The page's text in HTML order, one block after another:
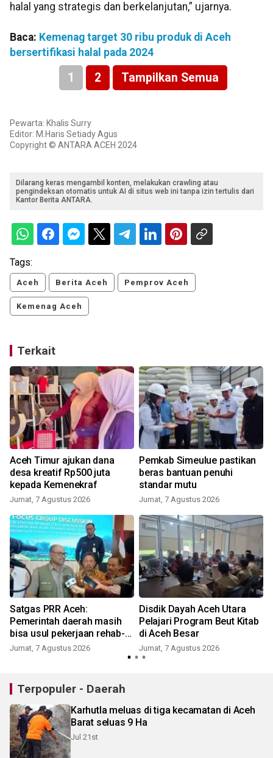
halal yang strategis dan berkelanjutan,” ujarnya.
Baca: Kemenag target 30 ribu produk di Aceh
bersertifikasi halal pada 2024
1 2 Tampilkan Semua
Pewarta: Khalis Surry
Editor: M.Haris Setiady Agus
Copyright © ANTARA ACEH 2024
Dilarang keras mengambil konten, melakukan crawling atau
pengindeksan otomatis untuk AI di situs web ini tanpa izin tertulis dari
Kantor Berita ANTARA.
Tags:
Aceh Berita Aceh Pemprov Aceh
Kemenag Aceh
Terkait
Aceh Timur ajukan dana
desa kreatif Rp500 juta
kepada Kemenekraf
Jumat, 7 Agustus 2026
Pemkab Simeulue pastikan
beras bantuan penuhi
standar mutu
Jumat, 7 Agustus 2026
Satgas PRR Aceh:
Pemerintah daerah masih
bisa usul pekerjaan rehab-
rekon masuk Inpres
Jumat, 7 Agustus 2026
Disdik Dayah Aceh Utara
Pelajari Program Beut Kitab
di Aceh Besar
Jumat, 7 Agustus 2026
Terpopuler - Daerah
Karhutla meluas di tiga kecamatan di Aceh
Barat seluas 9 Ha
Jul 21st